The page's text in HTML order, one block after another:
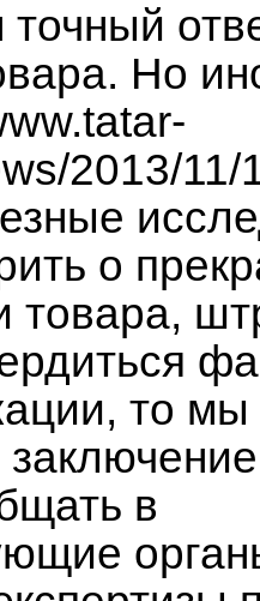
Но
2013/
о
товара,
то мы
в